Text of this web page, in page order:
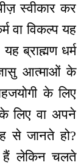
स्वीकार कर
वा विकल्प यह
ब्राह्मण धर्म
आत्माओं के
के लिए
लिए वा अपने
से जानते हो?
हैं लेकिन चलते